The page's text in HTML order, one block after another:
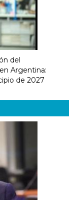
del
Argentina:
de 2027